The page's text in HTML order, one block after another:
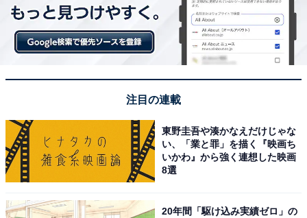
注目の連載
東野圭吾や湊かなえだけじゃな
い、「業と罪」を描く『映画ち
いかわ』から強く連想した映画
8選
20年間「駆け込み実績ゼロ」の